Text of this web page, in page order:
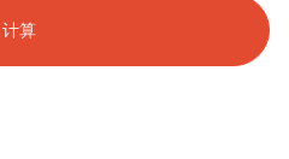
计算